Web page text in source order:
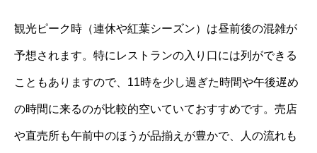
観光ピーク時（連休や紅葉シーズン）は昼前後の混雑が
予想されます。特にレストランの入り口には列ができる
こともありますので、11時を少し過ぎた時間や午後遅め
の時間に来るのが比較的空いていておすすめです。売店
や直売所も午前中のほうが品揃えが豊かで、人の流れも